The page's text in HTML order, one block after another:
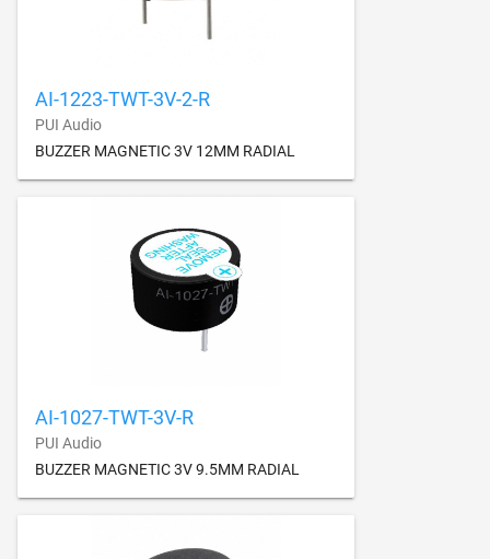
AI-1223-TWT-3V-2-R
PUI Audio
BUZZER MAGNETIC 3V 12MM RADIAL
AI-1027-TWT-3V-R
PUI Audio
BUZZER MAGNETIC 3V 9.5MM RADIAL